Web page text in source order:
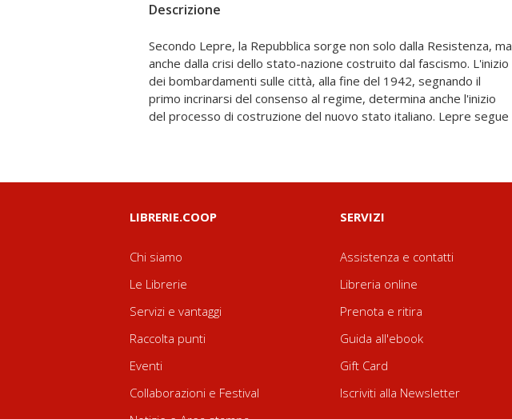
Descrizione
Secondo Lepre, la Repubblica sorge non solo dalla Resistenza, ma
anche dalla crisi dello stato-nazione costruito dal fascismo. L'inizio
dei bombardamenti sulle città, alla fine del 1942, segnando il
primo incrinarsi del consenso al regime, determina anche l'inizio
del processo di costruzione del nuovo stato italiano. Lepre segue
la storia del dopoguerra ricostruendo non solo gli avvenimenti
storici ed economici, ma anche le metamorfosi degli atteggiamenti
e degli stili di vita, la storia delle mentalità e del costume,
portando alla luce quelle debolezze strutturali della società e della
LIBRERIE.COOP
Chi siamo
Le Librerie
Servizi e vantaggi
Raccolta punti
Eventi
Collaborazioni e Festival
SERVIZI
Assistenza e contatti
Libreria online
Prenota e ritira
Guida all'ebook
Gift Card
Iscriviti alla Newsletter